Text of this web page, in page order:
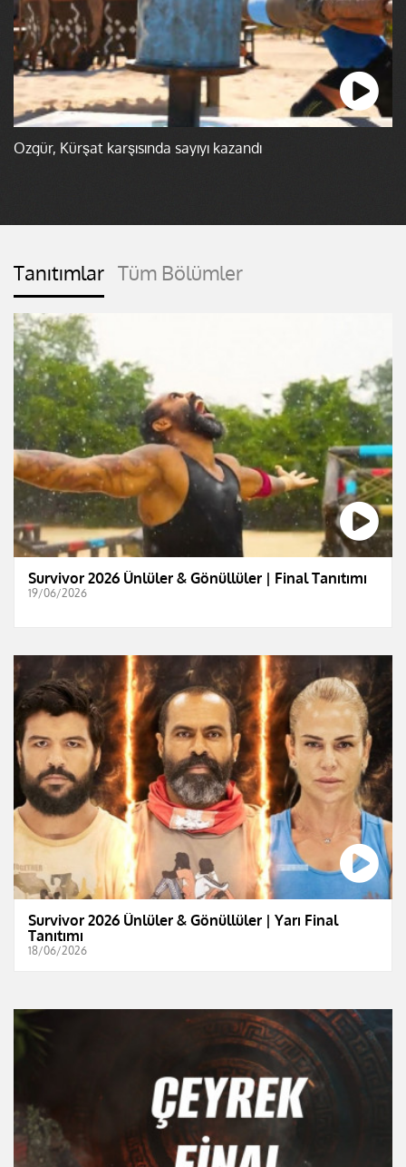
Özgür, Kürşat karşısında sayıyı kazandı
Tanıtımlar Tüm Bölümler
Survivor 2026 Ünlüler & Gönüllüler | Final Tanıtımı
19/06/2026
Survivor 2026 Ünlüler & Gönüllüler | Yarı Final
Tanıtımı
18/06/2026